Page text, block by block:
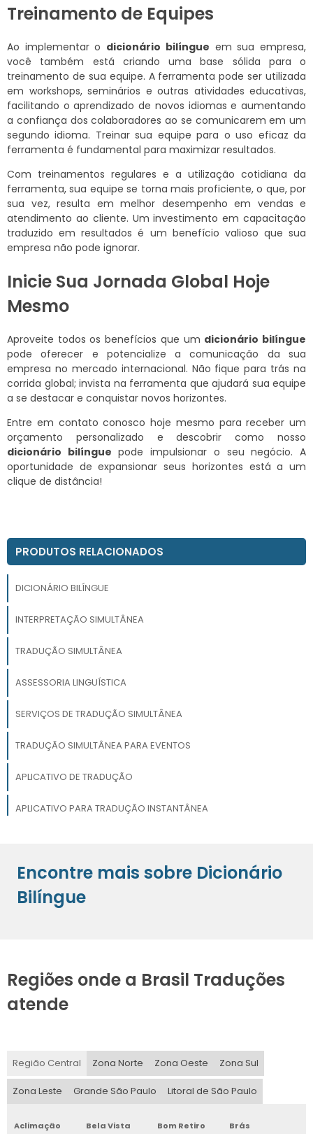
Treinamento de Equipes
Ao implementar o dicionário bilíngue em sua empresa,
você também está criando uma base sólida para o
treinamento de sua equipe. A ferramenta pode ser utilizada
em workshops, seminários e outras atividades educativas,
facilitando o aprendizado de novos idiomas e aumentando
a confiança dos colaboradores ao se comunicarem em um
segundo idioma. Treinar sua equipe para o uso eficaz da
ferramenta é fundamental para maximizar resultados.
Com treinamentos regulares e a utilização cotidiana da
ferramenta, sua equipe se torna mais proficiente, o que, por
sua vez, resulta em melhor desempenho em vendas e
atendimento ao cliente. Um investimento em capacitação
traduzido em resultados é um benefício valioso que sua
empresa não pode ignorar.
Inicie Sua Jornada Global Hoje
Mesmo
Aproveite todos os benefícios que um dicionário bilíngue
pode oferecer e potencialize a comunicação da sua
empresa no mercado internacional. Não fique para trás na
corrida global; invista na ferramenta que ajudará sua equipe
a se destacar e conquistar novos horizontes.
Entre em contato conosco hoje mesmo para receber um
orçamento personalizado e descobrir como nosso
dicionário bilíngue pode impulsionar o seu negócio. A
oportunidade de expansionar seus horizontes está a um
clique de distância!
PRODUTOS RELACIONADOS
DICIONÁRIO BILÍNGUE
INTERPRETAÇÃO SIMULTÂNEA
TRADUÇÃO SIMULTÂNEA
ASSESSORIA LINGUÍSTICA
SERVIÇOS DE TRADUÇÃO SIMULTÂNEA
TRADUÇÃO SIMULTÂNEA PARA EVENTOS
APLICATIVO DE TRADUÇÃO
APLICATIVO PARA TRADUÇÃO INSTANTÂNEA
SOFTWARE DE TRADUÇÃO INSTANTÂNEA
Encontre mais sobre Dicionário
Bilíngue
Regiões onde a Brasil Traduções
atende
Região Central Zona Norte Zona Oeste Zona Sul
Zona Leste Grande São Paulo Litoral de São Paulo
Aclimação Bela Vista Bom Retiro
Brás